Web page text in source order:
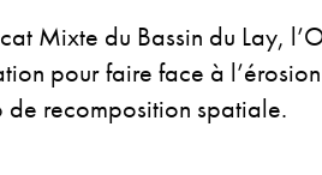
Mixte du Bassin du Lay,
pour faire face à
de recomposition spatiale.